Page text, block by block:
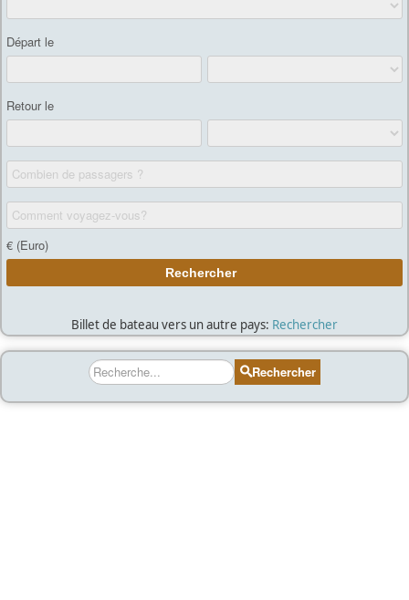
Billet de bateau vers un autre pays: Rechercher
Rechercher Rechercher